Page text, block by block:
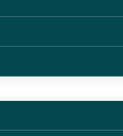
Om du